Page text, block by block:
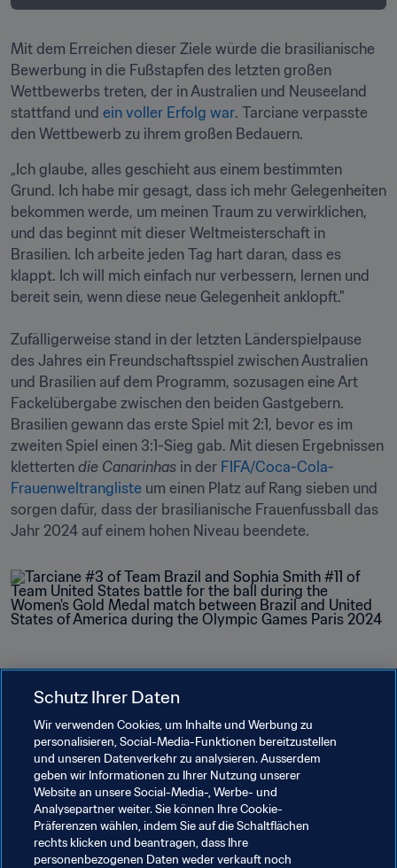
Mit dem Erreichen dieser Ziele würde die brasilianische
Bewerbung in die Fußstapfen des letzten großen
Wettbewerbs treten, der in Australien und Neuseeland
stattfand und ein voller Erfolg war. Tarciane verpasste
den Wettbewerb zu ihrem großen Bedauern.
„Ich glaube, alles geschieht aus einem bestimmten
Grund. Ich habe mir gesagt, dass ich mehr Gelegenheiten
bekommen werde, um meinen Traum zu verwirklichen,
und das beginnt mit dieser Weltmeisterschaft in
Brasilien. Ich arbeite jeden Tag hart daran, dass es
klappt. Ich will mich einfach nur verbessern, lernen und
bereit sein, wenn diese neue Gelegenheit anklopft."
Zufälligerweise stand in der letzten Länderspielpause
des Jahres ein Freundschaftsspiel zwischen Australien
und Brasilien auf dem Programm, sozusagen eine Art
Fackelübergabe zwischen den beiden Gastgebern.
Brasilien gewann das erste Spiel mit 2:1, bevor es im
zweiten Spiel einen 3:1-Sieg gab. Mit diesen Ergebnissen
kletterten die Canarinhas in der FIFA/Coca-Cola-
Frauenweltrangliste um einen Platz auf Rang sieben und
sorgen dafür, dass der brasilianische Frauenfussball das
Jahr 2024 auf einem hohen Niveau beendete.
Verwandte Themen
Weltrangliste (Frauen) FIFA-Weltrangliste
Frauenfussball Organisation Brazil
CONMEBOL
Schutz Ihrer Daten
Wir verwenden Cookies, um Inhalte und Werbung zu
personalisieren, Social-Media-Funktionen bereitzustellen
und unseren Datenverkehr zu analysieren. Ausserdem
geben wir Informationen zu Ihrer Nutzung unserer
Website an unsere Social-Media-, Werbe- und
Analysepartner weiter. Sie können Ihre Cookie-
Präferenzen wählen, indem Sie auf die Schaltflächen
rechts klicken und beantragen, dass Ihre
personenbezogenen Daten weder verkauft noch